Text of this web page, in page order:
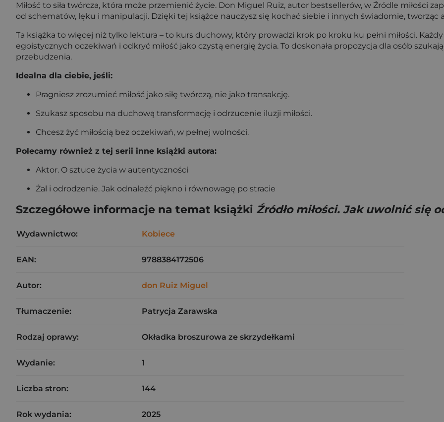
Miłość to siła twórcza, która może przemienić życie. Don Miguel Ruiz, autor bestsellerów, w Źródle miłości
od schematów, lęku i manipulacji. Dzięki tej książce nauczysz się kochać siebie i innych świadomie, tworząc
Ta książka to więcej niż tylko lektura – to kurs duchowy, który prowadzi krok po kroku ku pełni miłości.
egoistycznych oczekiwań i odkryć miłość jako czystą energię życia. To doskonała propozycja dla osób
przebudzenia.
Idealna dla ciebie, jeśli:
Pragniesz zrozumieć miłość jako siłę twórczą, nie jako transakcję.
Szukasz sposobu na duchową transformację i odrzucenie iluzji miłości.
Chcesz żyć miłością bez oczekiwań, w pełnej wolności.
Polecamy również z tej serii inne książki autora:
Aktor. O sztuce życia w autentyczności
Żal i odrodzenie. Jak odnaleźć piękno i równowagę po stracie
Szczegółowe informacje na temat książki Źródło miłości. Jak uwolnić się
Wydawnictwo: Kobiece
EAN: 9788384172506
Autor: don Ruiz Miguel
Tłumaczenie: Patrycja Zarawska
Rodzaj oprawy: Okładka broszurowa ze skrzydełkami
Wydanie: 1
Liczba stron: 144
Rok wydania: 2025